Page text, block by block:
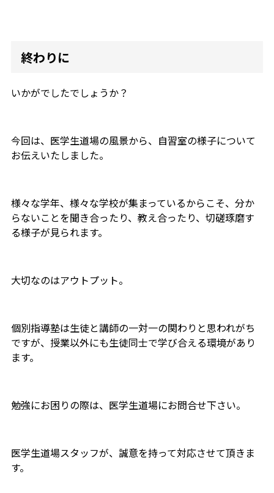
終わりに
いかがでしたでしょうか？
今回は、医学生道場の風景から、自習室の様子について
お伝えいたしました。
様々な学年、様々な学校が集まっているからこそ、分か
らないことを聞き合ったり、教え合ったり、切磋琢磨す
る様子が見られます。
大切なのはアウトプット。
個別指導塾は生徒と講師の一対一の関わりと思われがち
ですが、授業以外にも生徒同士で学び合える環境があり
ます。
勉強にお困りの際は、医学生道場にお問合せ下さい。
医学生道場スタッフが、誠意を持って対応させて頂きま
す。